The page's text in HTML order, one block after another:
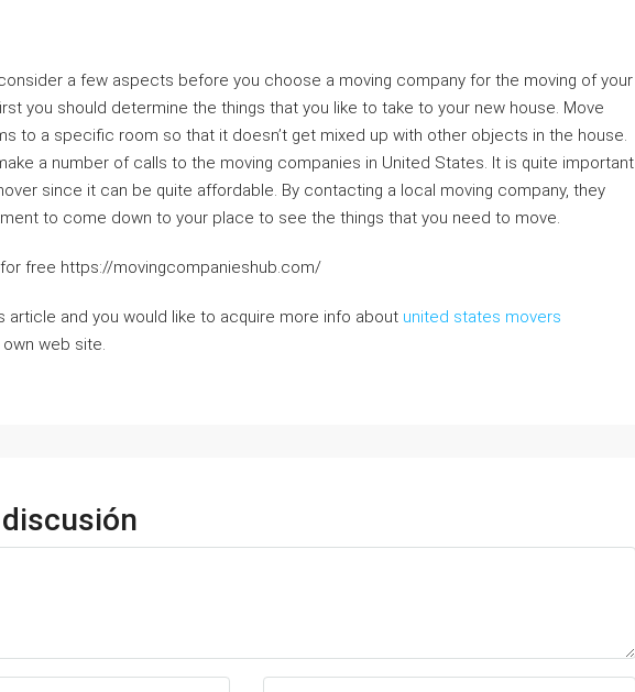
a few aspects before you choose a moving company for the moving of your
you should determine the things that you like to take to your new house. Move
to a specific room so that it doesn’t get mixed up with other objects in the house.
a number of calls to the moving companies in United States. It is quite important
since it can be quite affordable. By contacting a local moving company, they
to come down to your place to see the things that you need to move.
free https://movingcompanieshub.com/
article and you would like to acquire more info about united states movers
web site.